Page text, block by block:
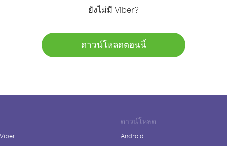
ยังไม่มี Viber?
ดาวน์โหลดตอนนี้
ดาวน์โหลด
Android